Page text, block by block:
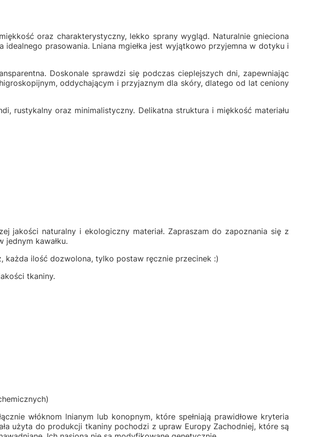
oraz charakterystyczny, lekko sprany wygląd. Naturalnie gnieciona
prasowania. Lniana mgiełka jest wyjątkowo przyjemna w dotyku i
Doskonale sprawdzi się podczas cieplejszych dni, zapewniając
oddychającym i przyjaznym dla skóry, dlatego od lat ceniony
rustykalny oraz minimalistyczny. Delikatna struktura i miękkość materiału
jakości naturalny i ekologiczny materiał. Zapraszam do zapoznania się z
jednym kawałku.
każda ilość dozwolona, tylko postaw ręcznie przecinek :)
tkaniny.
włóknom lnianym lub konopnym, które spełniają prawidłowe kryteria
użyta do produkcji tkaniny pochodzi z upraw Europy Zachodniej, które są